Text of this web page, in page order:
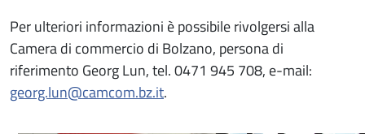
Per ulteriori informazioni è possibile rivolgersi alla
Camera di commercio di Bolzano, persona di
riferimento Georg Lun, tel. 0471 945 708, e-mail:
georg.lun@camcom.bz.it.